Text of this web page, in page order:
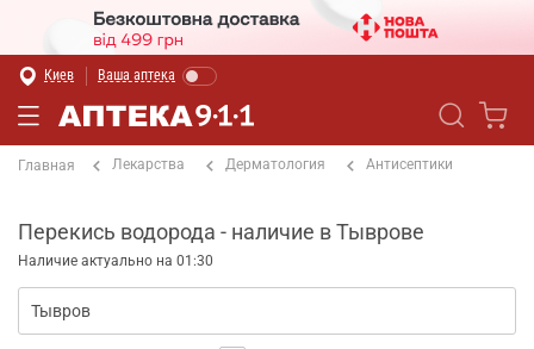
Киев Ваша аптека
Главная Лекарства Дерматология Антисептики
Перекись водорода - наличие в Тыврове
Наличие актуально на 01:30